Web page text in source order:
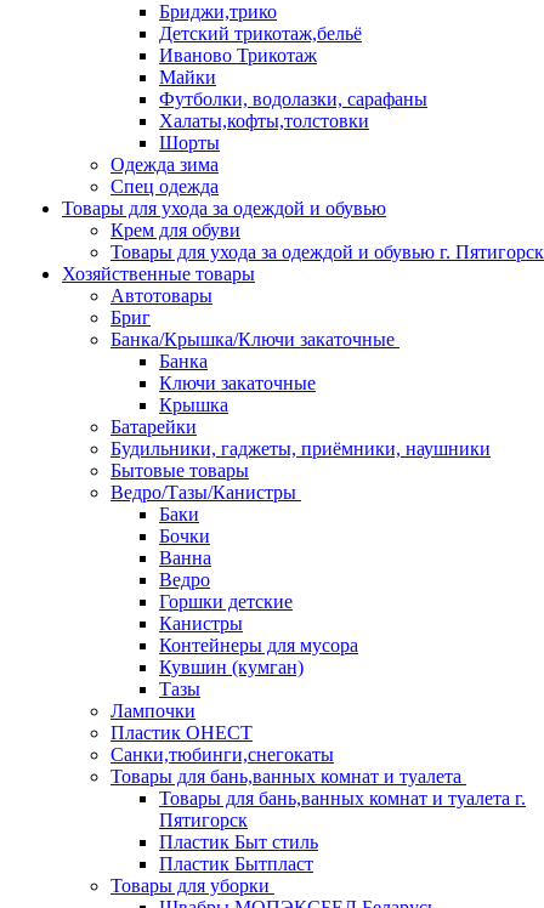
Бриджи,трико
Детский трикотаж,бельё
Иваново Трикотаж
Майки
Футболки, водолазки, сарафаны
Халаты,кофты,толстовки
Шорты
Одежда зима
Спец одежда
Товары для ухода за одеждой и обувью
Крем для обуви
Товары для ухода за одеждой и обувью г. Пятигорск
Хозяйственные товары
Автотовары
Бриг
Банка/Крышка/Ключи закаточные
Банка
Ключи закаточные
Крышка
Батарейки
Будильники, гаджеты, приёмники, наушники
Бытовые товары
Ведро/Тазы/Канистры
Баки
Бочки
Ванна
Ведро
Горшки детские
Канистры
Контейнеры для мусора
Кувшин (кумган)
Тазы
Лампочки
Пластик ОНЕСТ
Санки,тюбинги,снегокаты
Товары для бань,ванных комнат и туалета
Товары для бань,ванных комнат и туалета г.
Пятигорск
Пластик Быт стиль
Пластик Бытпласт
Товары для уборки